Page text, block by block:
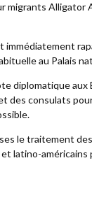
Alligator
au Palais
diplomatique
des consulats
le traitement
latino-américains